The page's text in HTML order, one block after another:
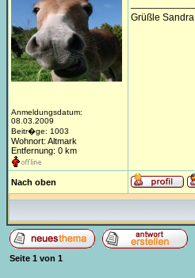
Anmeldungsdatum:
08.03.2009
Beitr�ge: 1003
Wohnort: Altmark
Entfernung: 0 km
Grüßle Sandra
Nach oben
Seite 1 von 1